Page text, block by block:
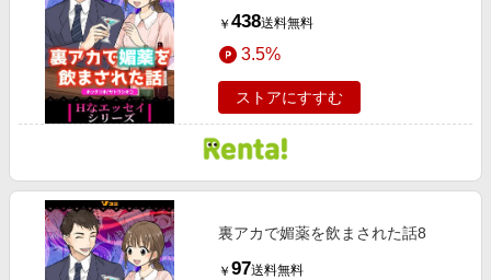
￥ 438送料無料
3.5%
ストアにすすむ
裏アカで媚薬を飲まされた話8
￥ 97送料無料